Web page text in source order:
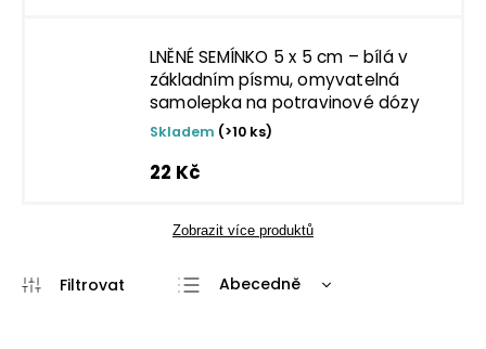
LNĚNÉ SEMÍNKO 5 x 5 cm – bílá v
základním písmu, omyvatelná
samolepka na potravinové dózy
Skladem (>10 ks)
22 Kč
Zobrazit více produktů
Abecedně